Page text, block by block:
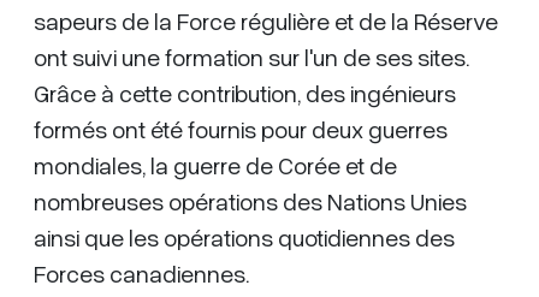
sapeurs de la Force régulière et de la Réserve
ont suivi une formation sur l'un de ses sites.
Grâce à cette contribution, des ingénieurs
formés ont été fournis pour deux guerres
mondiales, la guerre de Corée et de
nombreuses opérations des Nations Unies
ainsi que les opérations quotidiennes des
Forces canadiennes.